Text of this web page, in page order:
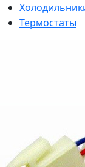
Термостаты